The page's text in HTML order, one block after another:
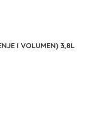
I VOLUMEN) 3,8L